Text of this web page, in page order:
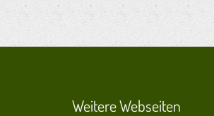
Weitere Webseiten